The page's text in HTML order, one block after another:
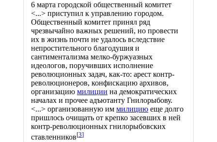
6 марта городской общественный комитет
<...> приступил к управлению городом.
Общественный комитет принял ряд
чрезвычайно важных решений, но провести
их в жизнь почти не удалось вследствие
непростительного благодушия и
сантиментализма мелко-буржуазных
идеологов, поручивших исполнение
революционных задач, как-то: арест контр-
революционеров, конфискацию архивов,
организацию милиции на демократических
началах и прочее адъютанту Гнилорыбову.
<...> организованную им милицию еще долго
пришлось очищать от крепко засевших в ней
контр-революционных гнилорыбовских
ставленников[3]